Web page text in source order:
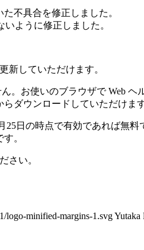
不具合を修正しました。
ように修正しました。
新していただけます。
お使いのブラウザで Web
らダウンロードしていただけます
日の時点で有効であれば無料
。
さい。
logo-minified-margins-1.svgYutaka